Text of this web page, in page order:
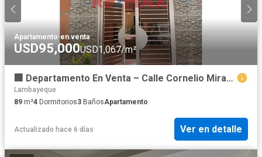
Apartamento·en venta
USD95,000USD1,067/m²
🏢 Departamento En Venta – Calle Cornelio Miranda, Prolongación Juan Cuglievan | Dpto. 403 Block H
Lambayeque
89 m²4 Dormitorios3 BañosApartamento
Actualizado hace 6 días Ver en detalle